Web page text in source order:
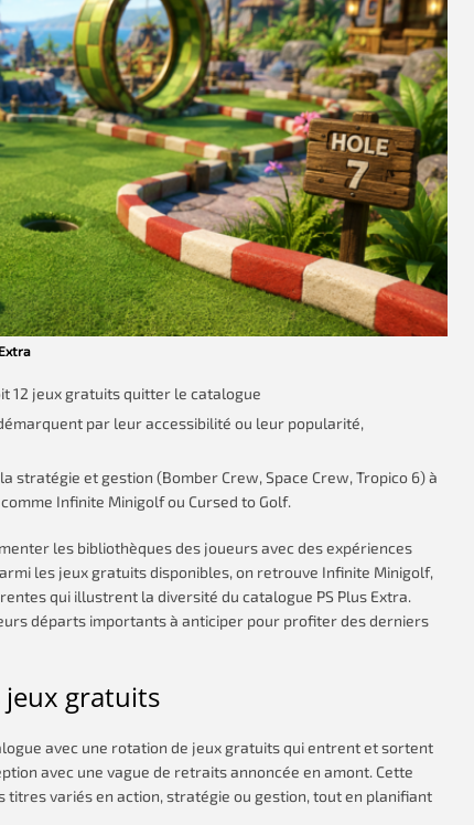
12 jeux gratuits quitter le catalogue
par leur accessibilité ou leur popularité,
stratégie et gestion (Bomber Crew, Space Crew, Tropico 6) à
Infinite Minigolf ou Cursed to Golf.
les bibliothèques des joueurs avec des expériences
les jeux gratuits disponibles, on retrouve Infinite Minigolf,
qui illustrent la diversité du catalogue PS Plus Extra.
départs importants à anticiper pour profiter des derniers
jeux gratuits
avec une rotation de jeux gratuits qui entrent et sortent
avec une vague de retraits annoncée en amont. Cette
variés en action, stratégie ou gestion, tout en planifiant